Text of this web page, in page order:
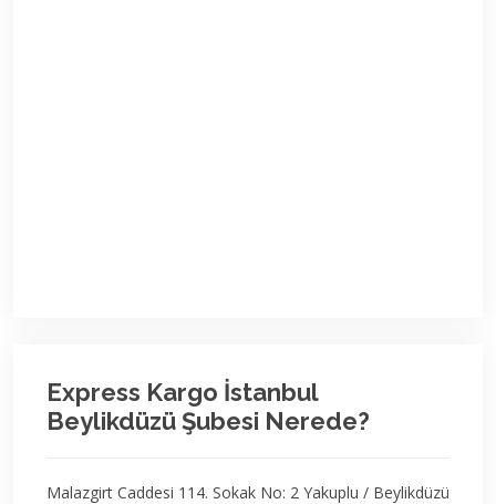
Express Kargo İstanbul
Beylikdüzü Şubesi Nerede?
Malazgirt Caddesi 114. Sokak No: 2 Yakuplu / Beylikdüzü